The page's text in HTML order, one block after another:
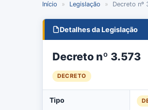
Início » Legislação » Decreto nº
Detalhes da Legislação
Decreto nº 3.573
DECRETO
Tipo